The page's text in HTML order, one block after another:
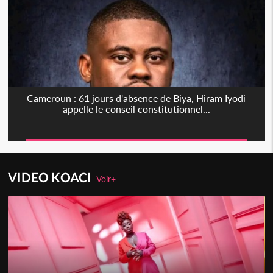
Cameroun : 61 jours d'absence de Biya, Hiram Iyodi
appelle le conseil constitutionnel...
VIDEO KOACIVoir+